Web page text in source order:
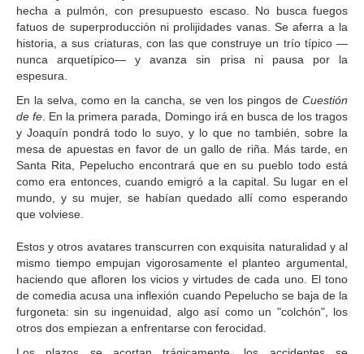
hecha a pulmón, con presupuesto escaso. No busca fuegos
fatuos de superproducción ni prolijidades vanas. Se aferra a la
historia, a sus criaturas, con las que construye un trío típico —
nunca arquetípico— y avanza sin prisa ni pausa por la
espesura.
En la selva, como en la cancha, se ven los pingos de Cuestión
de fe . En la primera parada, Domingo irá en busca de los tragos
y Joaquín pondrá todo lo suyo, y lo que no también, sobre la
mesa de apuestas en favor de un gallo de riña. Más tarde, en
Santa Rita, Pepelucho encontrará que en su pueblo todo está
como era entonces, cuando emigró a la capital. Su lugar en el
mundo, y su mujer, se habían quedado allí como esperando
que volviese.
Estos y otros avatares transcurren con exquisita naturalidad y al
mismo tiempo empujan vigorosamente el planteo argumental,
haciendo que afloren los vicios y virtudes de cada uno. El tono
de comedia acusa una inflexión cuando Pepelucho se baja de la
furgoneta: sin su ingenuidad, algo así como un "colchón", los
otros dos empiezan a enfrentarse con ferocidad.